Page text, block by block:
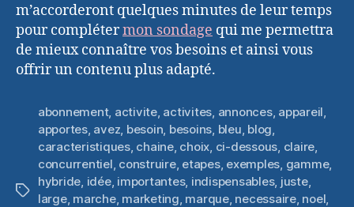
m’accorderont quelques minutes de leur temps
pour complétermon sondage qui me permettra
de mieux connaître vos besoins et ainsi vous
offrir un contenu plus adapté.
Étiquettes
abonnement, activite, activites annonces, appareil
apportes, avez besoin besoins bleu blog
caracteristiques, chaine, choix ci-dessous claire
concurrentiel construire, etapes, exemples gamme,
hybride idée, importantes, indispensables, juste,
large, marche, marketing marque, necessaire, noel